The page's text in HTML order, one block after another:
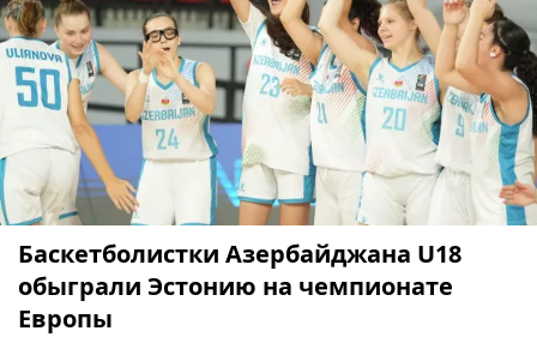
Баскетболистки Азербайджана U18
обыграли Эстонию на чемпионате
Европы